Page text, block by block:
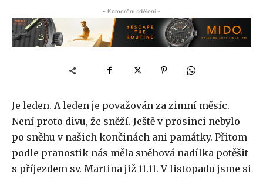
- Komerční sdělení -
Je leden. A leden je považován za zimní měsíc.
Není proto divu, že sněží. Ještě v prosinci nebylo
po sněhu v našich končinách ani památky. Přitom
podle pranostik nás měla sněhová nadílka potěšit
s příjezdem sv. Martina již 11.11. V listopadu jsme si